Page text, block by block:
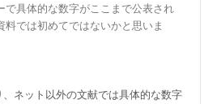
で具体的な数字がここまで公表され
料では初めてではないかと思いま
ネット以外の文献では具体的な数字